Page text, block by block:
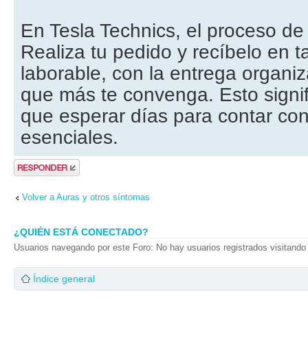
En Tesla Technics, el proceso
Realiza tu pedido y recíbelo en
laborable, con la entrega
que más te convenga. Esto
que esperar días para contar
esenciales.
Publicar una
respuesta
Volver a Auras y otros síntomas
¿QUIÉN ESTÁ CONECTADO?
Usuarios navegando por este Foro: No hay usuarios registrados
Índice general